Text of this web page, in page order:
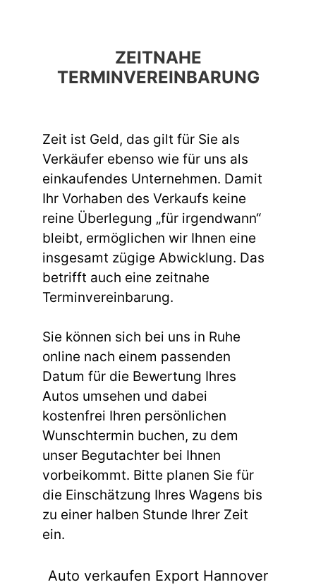
ZEITNAHE
TERMINVEREINBARUNG
Zeit ist Geld, das gilt für Sie als
Verkäufer ebenso wie für uns als
einkaufendes Unternehmen. Damit
Ihr Vorhaben des Verkaufs keine
reine Überlegung „für irgendwann“
bleibt, ermöglichen wir Ihnen eine
insgesamt zügige Abwicklung. Das
betrifft auch eine zeitnahe
Terminvereinbarung.
Sie können sich bei uns in Ruhe
online nach einem passenden
Datum für die Bewertung Ihres
Autos umsehen und dabei
kostenfrei Ihren persönlichen
Wunschtermin buchen, zu dem
unser Begutachter bei Ihnen
vorbeikommt. Bitte planen Sie für
die Einschätzung Ihres Wagens bis
zu einer halben Stunde Ihrer Zeit
ein.
Auto verkaufen Export Hannover